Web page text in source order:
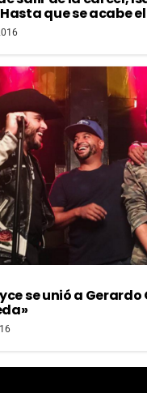
que se acabe el
se unió a